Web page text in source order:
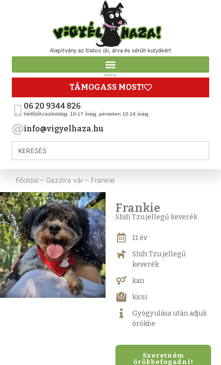
Alapítvány az Illatos úti, árva és sérült kutyákért
menü
TÁMOGASS MOST!
06 20 9344 826
hétfőtől-csütörtökig: 10-17 óráig, pénteken 10-14 óráig
info@vigyelhaza.hu
Főoldal – Gazdira vár – Frankie
Frankie
Shih Tzu jellegű keverék
11 év
Shih Tzu jellegű
keverék
kan
kicsi
Gyógyulása után adjuk
örökbe
Szeretném
örökbefogadni!